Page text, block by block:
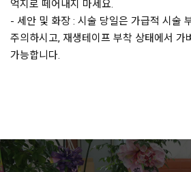
억지로 떼어내지 마세요.
- 세안 및 화장 : 시술 당일은 가급적 시술
주의하시고, 재생테이프 부착 상태에서 가
가능합니다.